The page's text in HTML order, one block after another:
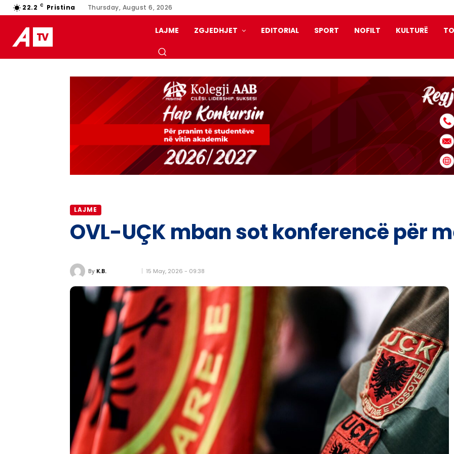
22.2 C Pristina Thursday, August 6, 2026
LAJME ZGJEDHJET EDITORIAL SPORT NOFILT KULTURË
LAJME
OVL-UÇK mban sot konferencë për
By K.B. 15 May, 2026 - 09:38